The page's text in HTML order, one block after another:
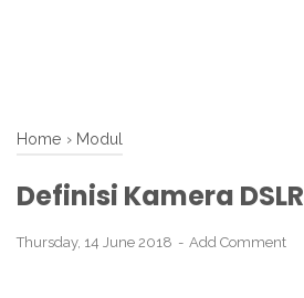
Home › Modul
Definisi Kamera DSLR
Thursday, 14 June 2018 Add Comment